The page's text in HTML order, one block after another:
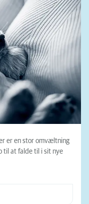
er en stor omvæltning
til at falde til i sit nye